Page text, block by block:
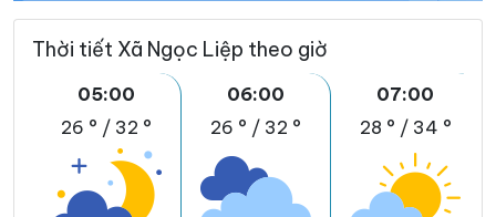
Thời tiết Xã Ngọc Liệp theo giờ
05:00
26 ° / 32 °
06:00
26 ° / 32 °
07:00
28 ° / 34 °